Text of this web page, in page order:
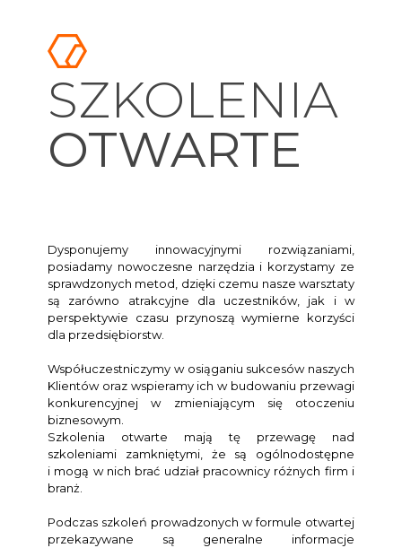
SZKOLENIA
OTWARTE
Dysponujemy innowacyjnymi rozwiązaniami,
posiadamy nowoczesne narzędzia i korzystamy ze
sprawdzonych metod, dzięki czemu nasze warsztaty
są zarówno atrakcyjne dla uczestników, jak i w
perspektywie czasu przynoszą wymierne korzyści
dla przedsiębiorstw.
Współuczestniczymy w osiąganiu sukcesów naszych
Klientów oraz wspieramy ich w budowaniu przewagi
konkurencyjnej w zmieniającym się otoczeniu
biznesowym.
Szkolenia otwarte mają tę przewagę nad
szkoleniami zamkniętymi, że są ogólnodostępne
i mogą w nich brać udział pracownicy różnych firm i
branż.
Podczas szkoleń prowadzonych w formule otwartej
przekazywane są generalne informacje